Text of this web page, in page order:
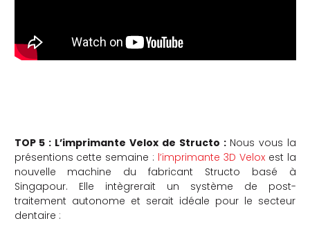
TOP 5 : L’imprimante Velox de Structo : Nous vous la
présentions cette semaine : l’imprimante 3D Veloxest la
nouvelle machine du fabricant Structo basé à
Singapour. Elle intègrerait un système de post-
traitement autonome et serait idéale pour le secteur
dentaire :